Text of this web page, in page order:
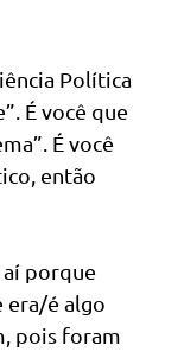
Política
É você que
É você
então
porque
era/é algo
pois foram